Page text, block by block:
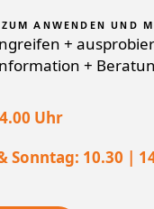
ANWENDEN UND
+
+
Uhr
Sonntag: 10.30 |